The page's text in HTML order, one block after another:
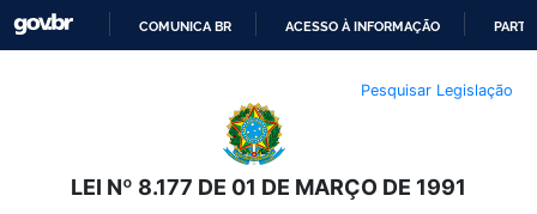
O
CONTEÚDO
COMUNICA BR ACESSO À INFORMAÇÃO
Pesquisar Legislação
LEI Nº 8.177 DE 01 DE MARÇO DE 1991